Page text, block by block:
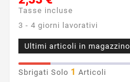
Tasse incluse
3 - 4 giorni lavorativi
Ultimi articoli in magazzino
Sbrigati Solo 1 Articoli